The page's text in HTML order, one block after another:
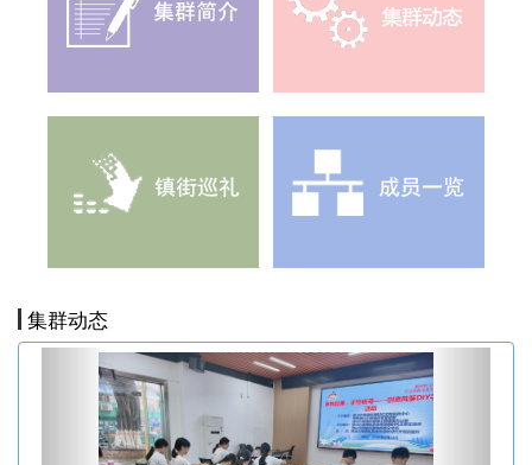
集群动态
Previous